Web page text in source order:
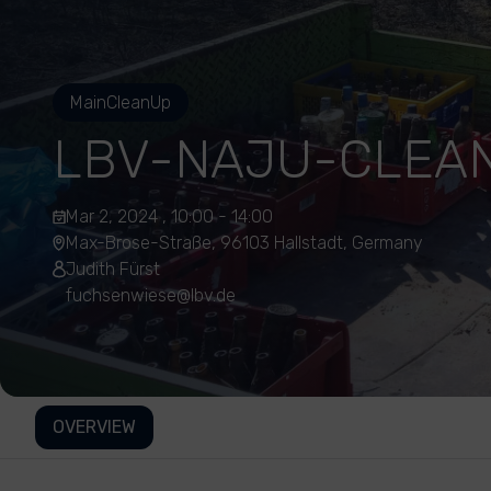
MainCleanUp
LBV-NAJU-
Mar 2, 2024 , 10:00 - 14:00
Max-Brose-Straße, 96103 Hallstadt, Germany
Judith Fürst
fuchsenwiese@lbv.de
OVERVIEW